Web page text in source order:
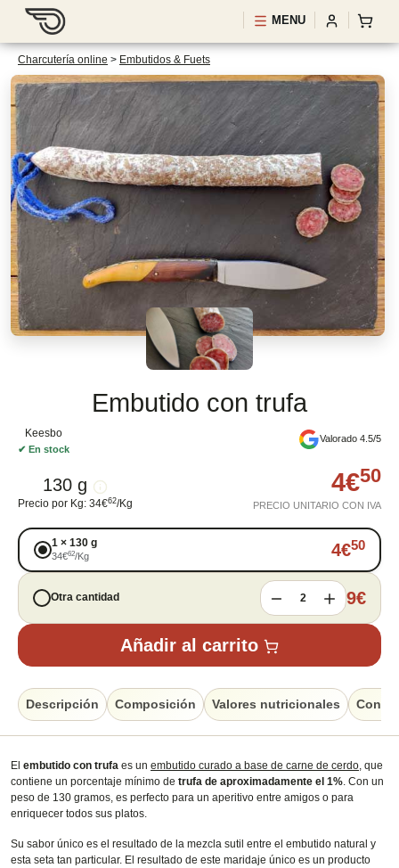
MENU
Charcutería online > Embutidos & Fuets
Embutido con trufa
Keesbo
✔ En stock
Valorado 4.5/5
130 g
Precio por Kg: 34€62/Kg
4€50
PRECIO UNITARIO CON IVA
1 × 130 g
34€62/Kg 4€50
Otra cantidad 2 9€
Añadir al carrito
Descripción Composición Valores nutricionales
El embutido con trufa es un embutido curado a base de carne de cerdo, que
contiene un porcentaje mínimo de trufa de aproximadamente el 1%. Con un
peso de 130 gramos, es perfecto para un aperitivo entre amigos o para
enriquecer todos sus platos.
Su sabor único es el resultado de la mezcla sutil entre el embutido natural y
esta seta tan particular. El resultado de este maridaje único es un producto